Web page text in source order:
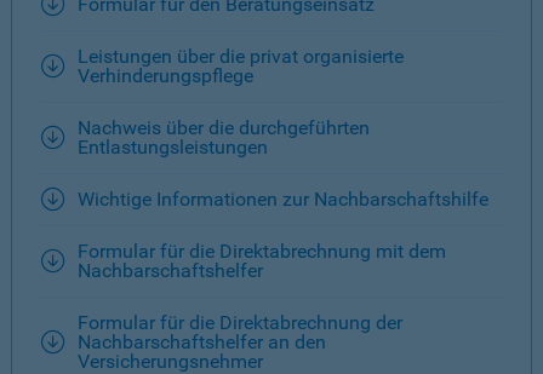
Leistungen über die privat organisierte
Verhinderungspflege
Nachweis über die durchgeführten
Entlastungsleistungen
Wichtige Informationen zur Nachbarschaftshilfe
Formular für die Direktabrechnung mit dem
Nachbarschaftshelfer
Formular für die Direktabrechnung der
Nachbarschaftshelfer an den
Versicherungsnehmer